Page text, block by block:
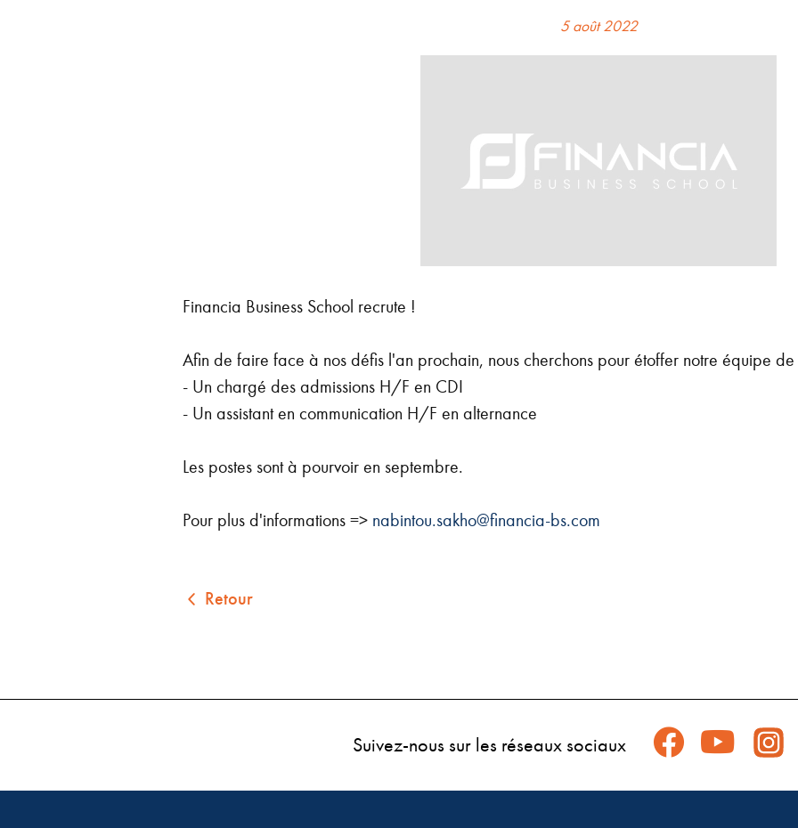
5 août 2022
Financia Business School recrute !
Afin de faire face à nos défis l'an prochain, nous cherchons pour étoffer notre équipe de
- Un chargé des admissions H/F en CDI
- Un assistant en communication H/F en alternance
Les postes sont à pourvoir en septembre.
Pour plus d'informations => nabintou.sakho@financia-bs.com
Retour
Suivez-nous sur les réseaux sociaux